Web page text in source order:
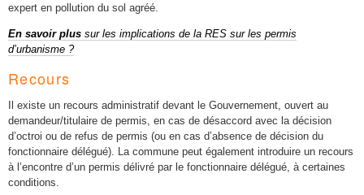
expert en pollution du sol agréé.
En savoir plus sur les implications de la RES sur les permis
d’urbanisme ?
Recours
Il existe un recours administratif devant le Gouvernement, ouvert au
demandeur/titulaire de permis, en cas de désaccord avec la décision
d’octroi ou de refus de permis (ou en cas d’absence de décision du
fonctionnaire délégué). La commune peut également introduire un recours
à l’encontre d’un permis délivré par le fonctionnaire délégué, à certaines
conditions.